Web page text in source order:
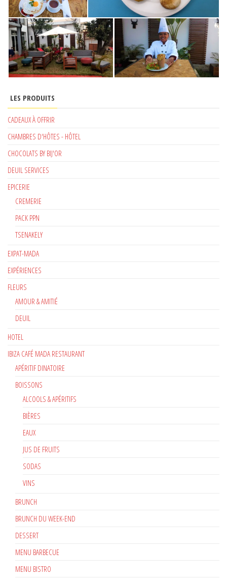
LES PRODUITS
CADEAUX À OFFRIR
CHAMBRES D'HÔTES - HÔTEL
CHOCOLATS BY BIJ'OR
DEUIL SERVICES
EPICERIE
CREMERIE
PACK PPN
TSENAKELY
EXPAT-MADA
EXPÉRIENCES
FLEURS
AMOUR & AMITIÉ
DEUIL
HOTEL
IBIZA CAFÉ MADA RESTAURANT
APÉRITIF DINATOIRE
BOISSONS
ALCOOLS & APÉRITIFS
BIÈRES
EAUX
JUS DE FRUITS
SODAS
VINS
BRUNCH
BRUNCH DU WEEK-END
DESSERT
MENU BARBECUE
MENU BISTRO